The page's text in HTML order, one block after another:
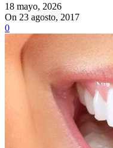
18 mayo, 2026
On 23 agosto, 2017
0